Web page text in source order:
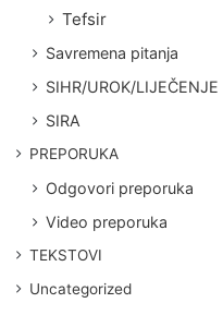
Tefsir
Savremena pitanja
SIHR/UROK/LIJEČENJE
SIRA
PREPORUKA
Odgovori preporuka
Video preporuka
TEKSTOVI
Uncategorized